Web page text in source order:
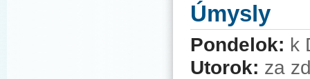
Úmysly
Pondelok: k
Utorok: za